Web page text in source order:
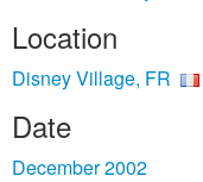
Location
Disney Village, FR
Date
December 2002